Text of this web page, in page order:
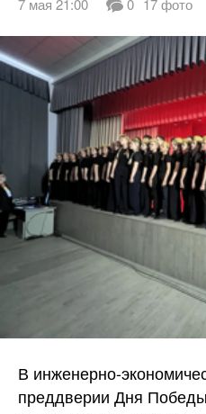
7 мая 21:00 0 17 фото
В инженерно-
преддверии Дня